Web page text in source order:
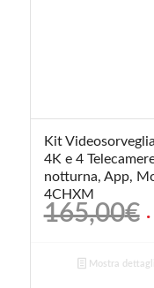
Kit
4K e 4
notturna, App,
4CHXM
165,00€ Il
Mostra dettagli